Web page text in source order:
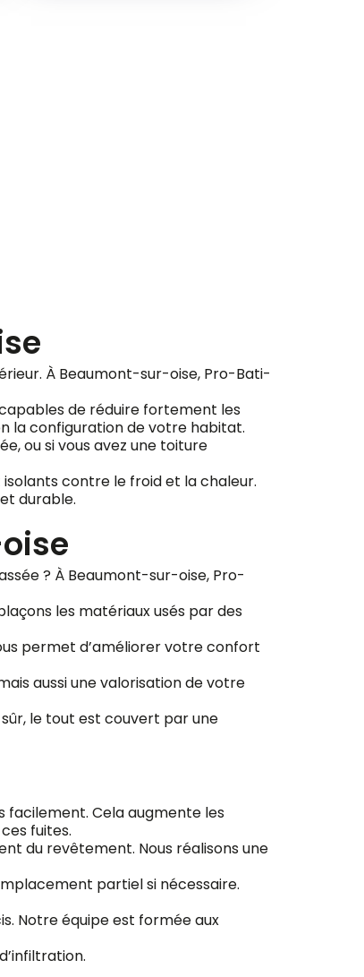
À Beaumont-sur-oise, Pro-Bati-
de réduire fortement les
la configuration de votre habitat.
ou si vous avez une toiture
contre le froid et la chaleur.
durable.
? À Beaumont-sur-oise, Pro-
les matériaux usés par des
permet d’améliorer votre confort
aussi une valorisation de votre
le tout est couvert par une
facilement. Cela augmente les
fuites.
du revêtement. Nous réalisons une
partiel si nécessaire.
Notre équipe est formée aux